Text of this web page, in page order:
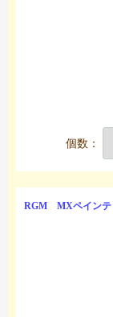
個数：
RGM MXペインテ